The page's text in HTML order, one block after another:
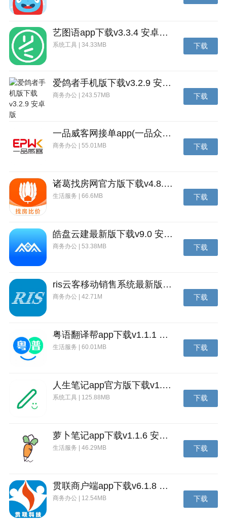
艺图语app下载v3.3.4 安卓免费版
系统工具 | 34.33MB 下载
爱鸽者手机版下载v3.2.9 安卓版
商务办公 | 243.57MB 下载
一品威客网接单app(一品众包)下载v2.7.1 安卓最新版
商务办公 | 55.01MB 下载
诸葛找房网官方版下载v4.8.1.1 安卓最新版
生活服务 | 66.6MB 下载
皓盘云建最新版下载v9.0 安卓版
商务办公 | 53.38MB 下载
ris云客移动销售系统最新版下载v1.1.25 安卓手机版
商务办公 | 42.71M 下载
粤语翻译帮app下载v1.1.1 安卓版
生活服务 | 60.01MB 下载
人生笔记app官方版下载v1.19.4 安卓版
系统工具 | 125.88MB 下载
萝卜笔记app下载v1.1.6 安卓版
生活服务 | 46.29MB 下载
贯联商户端app下载v6.1.8 安卓版
商务办公 | 12.54MB 下载